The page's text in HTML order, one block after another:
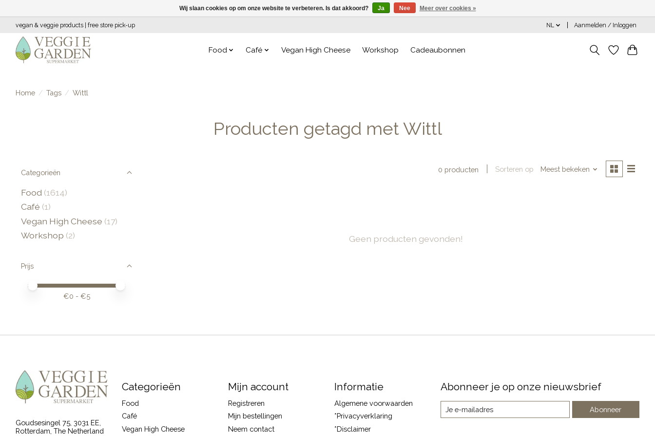
vegan & veggie products | free store pick-up NL Aanmelden / Inloggen
Food Café Vegan High Cheese Workshop Cadeaubonnen
Home / Tags / Wittl
Producten getagd met Wittl
Categorieën
Food (1614)
Café (1)
Vegan High Cheese (17)
Workshop (2)
Prijs
Minimale prijswaarde
Price maximum value
€0 - €5
0 producten Sorteren op Meest bekeken
Geen producten gevonden!
Goudsesingel 75, 3031 EE,
Rotterdam, The Netherland
Categorieën
Food
Café
Vegan High Cheese
Mijn account
Registreren
Mijn bestellingen
Neem contact
Informatie
Algemene voorwaarden
*Privacyverklaring
*Disclaimer
Abonneer je op onze nieuwsbrief
Abonneer
Wij slaan cookies op om onze website te verbeteren. Is dat akkoord? Ja Nee Meer over cookies »